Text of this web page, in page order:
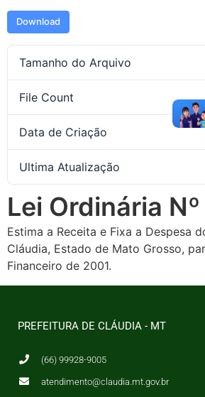
Download
Tamanho do Arquivo
File Count
Data de Criação
Ultima Atualização
Lei Ordinária
Estima a Receita e Fixa a Despesa
Cláudia, Estado de Mato Grosso,
Financeiro de 2001.
PREFEITURA DE CLÁUDIA - MT
(66) 99928-9005
atendimento@claudia.mt.gov.br